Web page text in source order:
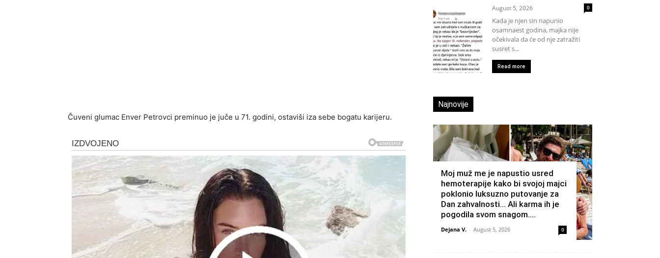
Čuveni glumac Enver Petrovci preminuo je juče u 71. godini, ostaviši iza sebe bogatu karijeru.
August 5, 2026 0
Kada je njen sin napunio
osamnaest godina, majka nije
očekivala da će od nje zatražiti
susret s...
Read more
Najnovije
Moj muž me je napustio usred
hemoterapije kako bi svojoj majci
poklonio luksuzno putovanje za
Dan zahvalnosti… Ali karma ih je
pogodila svom snagom....
Dejana V. - August 5, 2026 0